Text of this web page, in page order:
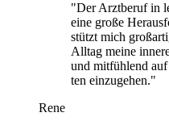
"Der Arzt­be­ruf in
eine große
stützt mich
Alltag meine
und mit­füh­lend
ten ein­zu­ge­hen."
Rene